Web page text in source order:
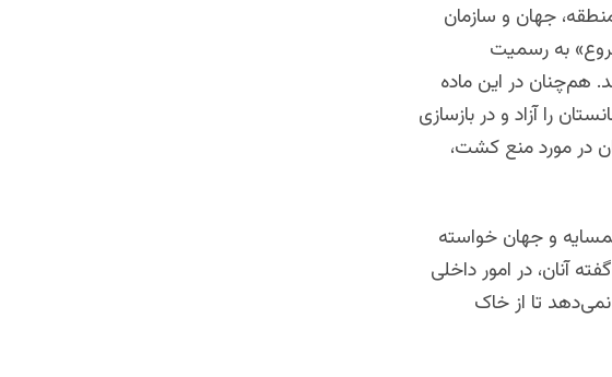
جهان و سازمان
به رسمیت
هم‌چنان در این ماده
را آزاد و در بازسازی
در مورد منع کشت،
و جهان خواسته
آنان، در امور داخلی
تا از خاک